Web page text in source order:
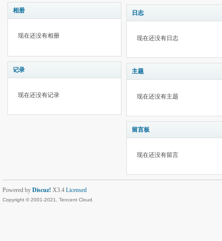
相册
现在还没有相册
记录
现在还没有记录
日志
现在还没有日志
主题
现在还没有主题
留言板
现在还没有留言
Powered by Discuz! X3.4 Licensed
Copyright © 2001-2021, Tencent Cloud.